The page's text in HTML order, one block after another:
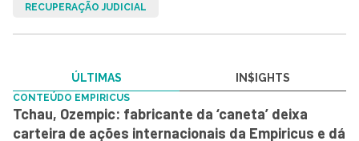
RECUPERAÇÃO JUDICIAL
ÚLTIMAS IN$IGHTS
CONTEÚDO EMPIRICUS
Tchau, Ozempic: fabricante da ‘caneta’ deixa
carteira de ações internacionais da Empiricus e dá